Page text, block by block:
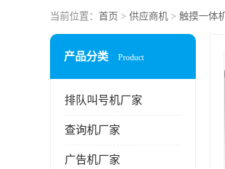
当前位置： 首页 > 供应商机 > 触摸一体
产品分类 Product
排队叫号机厂家
查询机厂家
广告机厂家